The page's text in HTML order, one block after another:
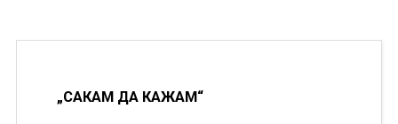
„САКАМ ДА КАЖАМ“